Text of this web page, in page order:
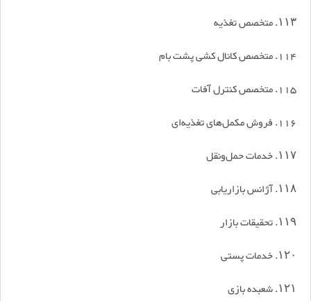
۱۱۳. متخصص تغذیه
114. متخصص کانال کشی پشت بام
115. متخصص کنترل آفات
116. فروش مکمل‌های تغذیه‌ای
۱۱۷. خدمات حمل‌ونقل
۱۱۸. آژانس بازاریابی
۱۱۹. تحقیقات بازار
۱۲۰. خدمات پستی
۱۲۱. شعبده بازی